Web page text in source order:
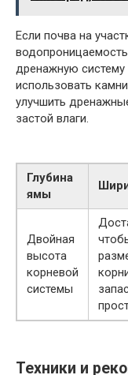
Если почва на
дренажную
использовать
улучшить
застой влаги.
Глубина
ямы
Двойная
высота
корневой
системы
Техники и